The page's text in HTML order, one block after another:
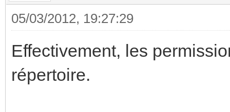
05/03/2012, 19:27:29
Effectivement, les
répertoire.